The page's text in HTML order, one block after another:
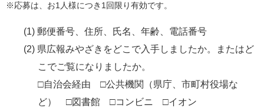
※応募は、お1人様につき1回限り有効です。
(1) 郵便番号、住所、氏名、年齢、電話番号
(2) 県広報みやざきをどこで入手しましたか。またはど
こでご覧になりましたか。
□自治会経由 □公共機関（県庁、市町村役場な
ど） □図書館 □コンビニ □イオン